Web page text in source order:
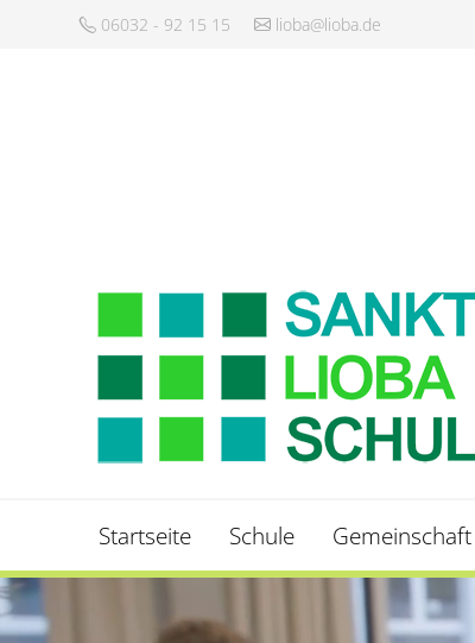
06032 - 92 15 15 lioba@lioba.de
Startseite Schule Gemeinschaft